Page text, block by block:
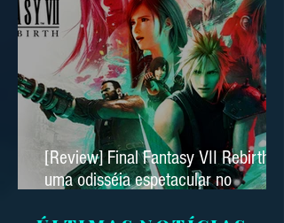
[Review] Final Fantasy VII Rebirth é
uma odisséia espetacular no